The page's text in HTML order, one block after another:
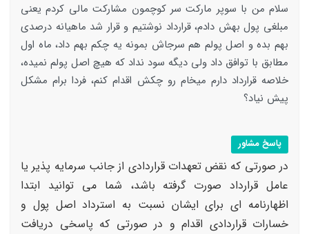
سلام من با سوپر مارکت سر کوچمون مشارکت مالی کردم یعنی
مبلغی پول بهش دادم، قرارداد نوشتیم و قرار شد ماهیانه درصدی
بهم بده و اصل پولم هم سرجاش بمونه یه چکم بهم داد، ماه اول
مطابق با توافق داد ولی دیگه سود نداد که هیچ اصل پولم نمیده،
خلاصه قرارداد دارم میخام رو چکش اقدام کنم، فردا برام مشکل
پیش نیاد؟
پاسخ مشاور
در صورتی که نقض تعهدات قراردادی از جانب سرمایه پذیر یا
عامل قرارداد صورت گرفته باشد، شما می توانید ابتدا
اظهارنامه ای برای ایشان نسبت به استرداد اصل پول و
خسارات قراردادی اقدام و در صورتی که پاسخی دریافت